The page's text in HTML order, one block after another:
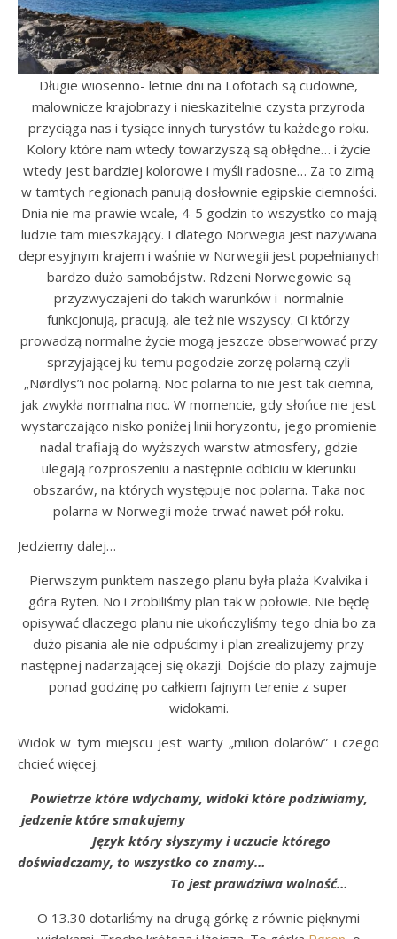
Długie wiosenno- letnie dni na Lofotach są cudowne,
malownicze krajobrazy i nieskazitelnie czysta przyroda
przyciąga nas i tysiące innych turystów tu każdego roku.
Kolory które nam wtedy towarzyszą są obłędne… i życie
wtedy jest bardziej kolorowe i myśli radosne… Za to zimą
w tamtych regionach panują dosłownie egipskie ciemności.
Dnia nie ma prawie wcale, 4-5 godzin to wszystko co mają
ludzie tam mieszkający. I dlatego Norwegia jest nazywana
depresyjnym krajem i waśnie w Norwegii jest popełnianych
bardzo dużo samobójstw. Rdzeni Norwegowie są
przyzwyczajeni do takich warunków i normalnie
funkcjonują, pracują, ale też nie wszyscy. Ci którzy
prowadzą normalne życie mogą jeszcze obserwować przy
sprzyjającej ku temu pogodzie zorzę polarną czyli
„Nørdlys”i noc polarną. Noc polarna to nie jest tak ciemna,
jak zwykła normalna noc. W momencie, gdy słońce nie jest
wystarczająco nisko poniżej linii horyzontu, jego promienie
nadal trafiają do wyższych warstw atmosfery, gdzie
ulegają rozproszeniu a następnie odbiciu w kierunku
obszarów, na których występuje noc polarna. Taka noc
polarna w Norwegii może trwać nawet pół roku.
Jedziemy dalej…
Pierwszym punktem naszego planu była plaża Kvalvika i
góra Ryten. No i zrobiliśmy plan tak w połowie. Nie będę
opisywać dlaczego planu nie ukończyliśmy tego dnia bo za
dużo pisania ale nie odpuścimy i plan zrealizujemy przy
następnej nadarzającej się okazji. Dojście do plaży zajmuje
ponad godzinę po całkiem fajnym terenie z super
widokami.
Widok w tym miejscu jest warty „milion dolarów” i czego
chcieć więcej.
Powietrze które wdychamy, widoki które podziwiamy,
jedzenie które smakujemy
Język który słyszymy i uczucie którego
doświadczamy, to wszystko co znamy…
To jest prawdziwa wolność…
O 13.30 dotarliśmy na drugą górkę z równie pięknymi